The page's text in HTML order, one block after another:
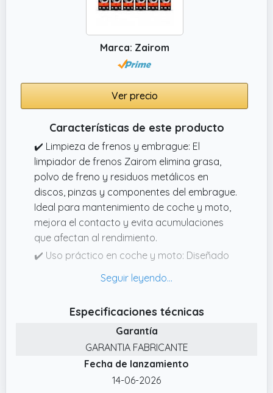
Marca: Zairom
Ver precio
Características de este producto
✔️ Limpieza de frenos y embrague: El
limpiador de frenos Zairom elimina grasa,
polvo de freno y residuos metálicos en
discos, pinzas y componentes del embrague.
Ideal para mantenimiento de coche y moto,
mejora el contacto y evita acumulaciones
que afectan al rendimiento.
✔️ Uso práctico en coche y moto: Diseñado
spray limpiador de frenos es adecuado para
mecánicas. Producto fabricado en España
con estándares de calidad pensados para
un uso exigente.
✔️ Acción desengrasante potente y precisa:
Este limpia frenos spray ofrece un alto poder
Especificaciones técnicas
Garantía
GARANTIA FABRICANTE
Fecha de lanzamiento
14-06-2026